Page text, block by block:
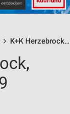
K+K Herzebrock / Industriestr. 9 - Öffnungszeiten & Adresse